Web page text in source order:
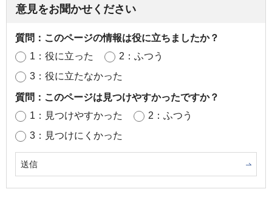
意見をお聞かせください
質問：このページの情報は役に立ちましたか？
1：役に立った
2：ふつう
3：役に立たなかった
質問：このページは見つけやすかったですか？
1：見つけやすかった
2：ふつう
3：見つけにくかった